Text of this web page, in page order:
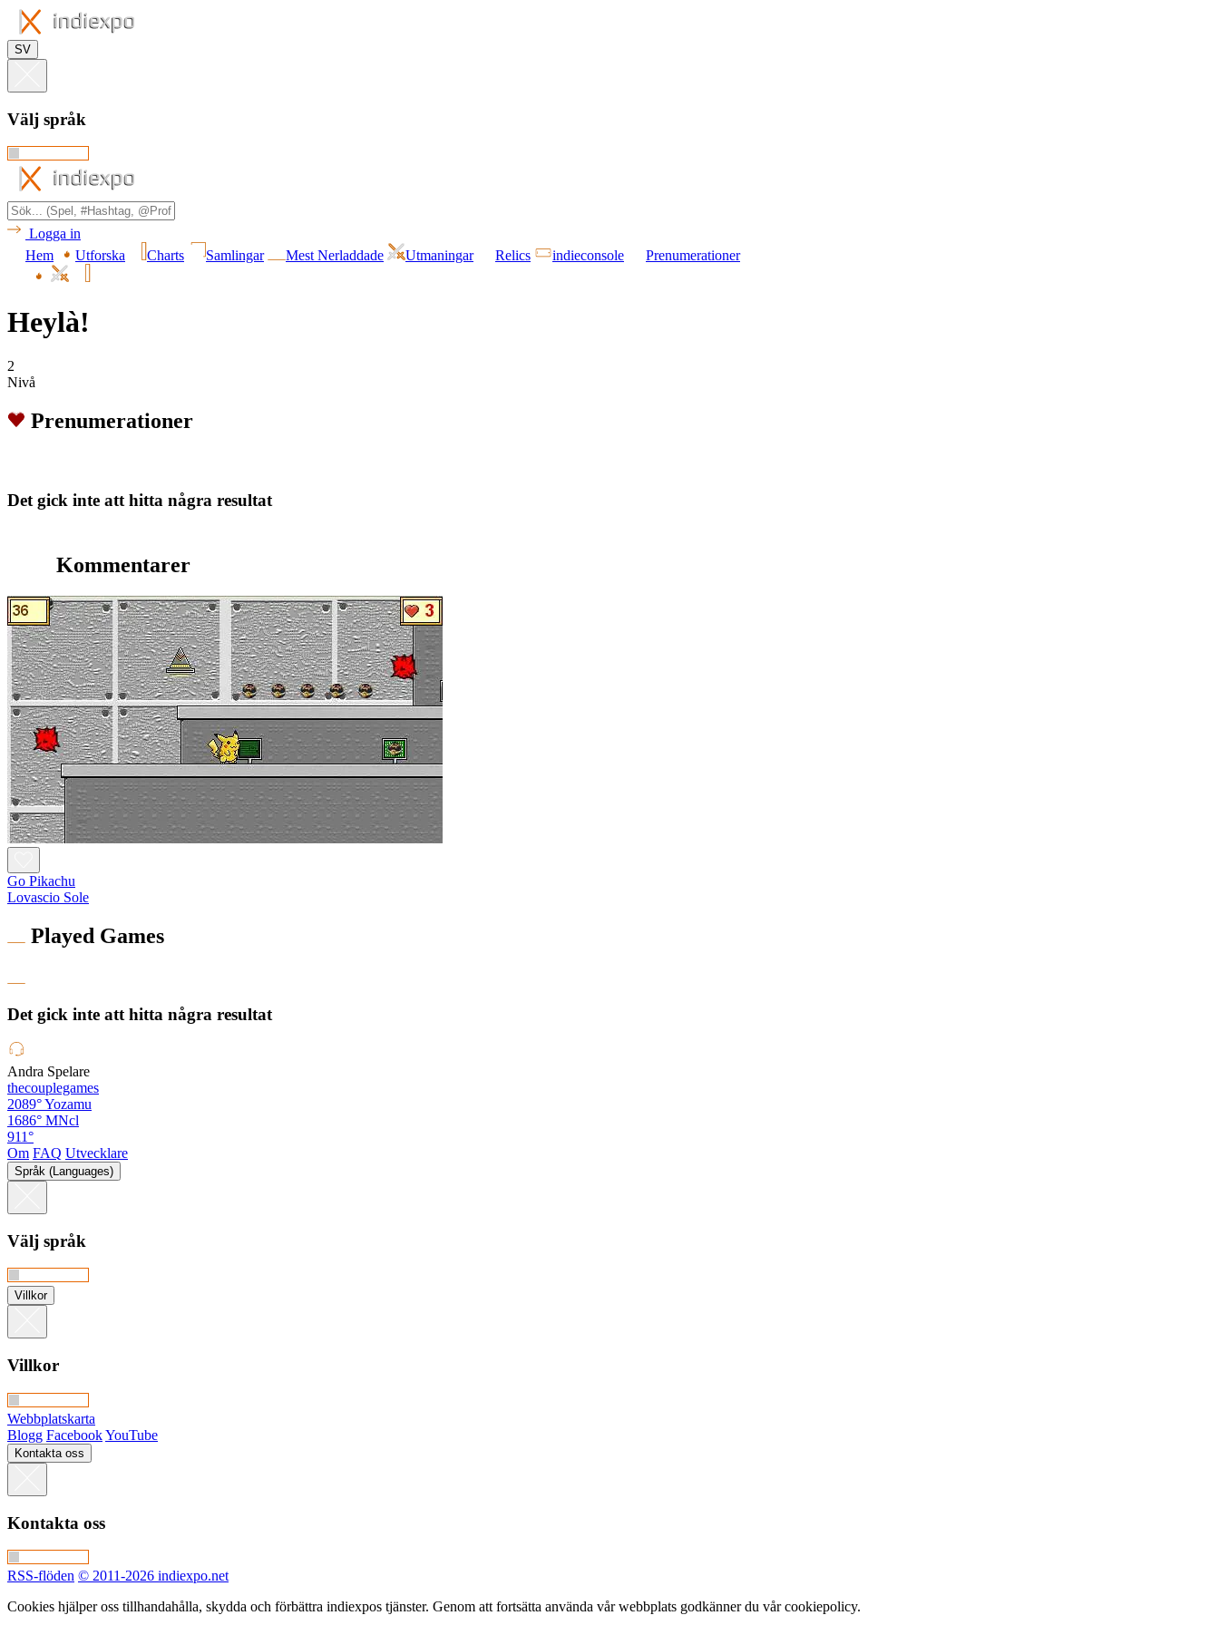
SV
Välj språk
Logga in
Hem
Utforska Charts Samlingar Mest Nerladdade Utmaningar Relics indieconsole Prenumerationer
Heylà!
2
Nivå
Prenumerationer
Det gick inte att hitta några resultat
Kommentarer
Go Pikachu
Lovascio Sole
Played Games
Det gick inte att hitta några resultat
Andra Spelare
thecouplegames
2089°Yozamu
1686° MNcl
911°
Om FAQ Utvecklare
Språk (Languages)
Välj språk
Villkor
Villkor
Webbplatskarta
Blogg FacebookYouTube
Kontakta oss
Kontakta oss
RSS-flöden © 2011-2026 indiexpo.net
Cookies hjälper oss tillhandahålla, skydda och förbättra indiexpos tjänster. Genom att fortsätta använda vår webbplats godkänner du vår cookiepolicy.